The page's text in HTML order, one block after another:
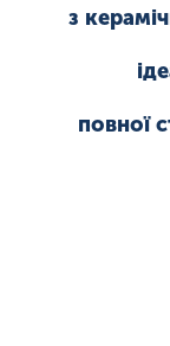
з
повної